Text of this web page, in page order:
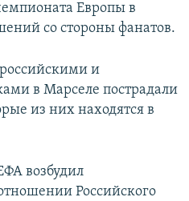
Европы в
со стороны фанатов.
и
в Марселе пострадали
из них находятся в
возбудил
Российского